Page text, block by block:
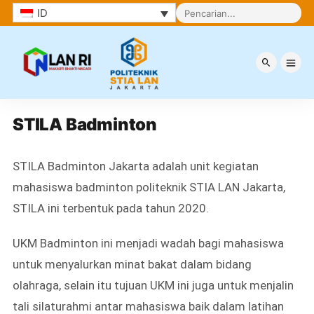
ID
STILA Badminton
STILA Badminton
STILA Badminton Jakarta adalah unit kegiatan
mahasiswa badminton politeknik STIA LAN Jakarta,
STILA ini terbentuk pada tahun 2020.
UKM Badminton ini menjadi wadah bagi mahasiswa
untuk menyalurkan minat bakat dalam bidang
olahraga, selain itu tujuan UKM ini juga untuk menjalin
tali silaturahmi antar mahasiswa baik dalam latihan